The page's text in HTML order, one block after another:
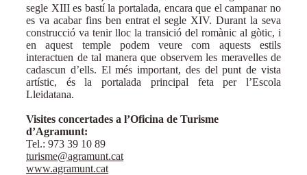
segle XIII es bastí la portalada, encara que el campanar no
es va acabar fins ben entrat el segle XIV. Durant la seva
construcció va tenir lloc la transició del romànic al gòtic, i
en aquest temple podem veure com aquests estils
interactuen de tal manera que observem les meravelles de
cadascun d’ells. El més important, des del punt de vista
artístic, és la portalada principal feta per l’Escola
Lleidatana.
Visites concertades a l’Oficina de Turisme
d’Agramunt:
Tel.: 973 39 10 89
turisme@agramunt.cat
www.agramunt.cat